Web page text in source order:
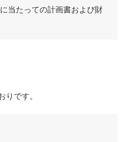
当たっての計画書および財
りです。